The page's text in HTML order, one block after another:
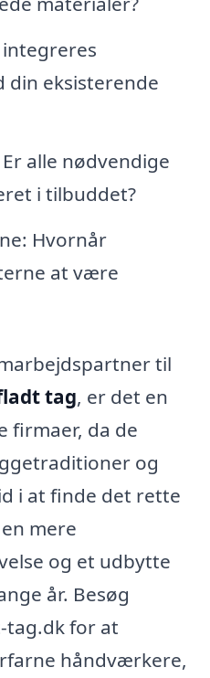
din eksisterende
alle nødvendige
i tilbuddet?
Hvornår
at være
til
tag, er det en
firmaer, da de
og
i at finde det rette
mere
og et udbytte
år. Besøg
for at
håndværkere,